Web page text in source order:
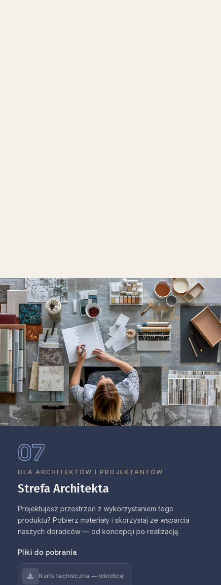
07
DLA ARCHITEKTÓW I PROJEKTANTÓW
Strefa Architekta
Projektujesz przestrzeń z wykorzystaniem tego
produktu? Pobierz materiały i skorzystaj ze wsparcia
naszych doradców — od koncepcji po realizację.
Pliki do pobrania
Karta techniczna — wkrótce